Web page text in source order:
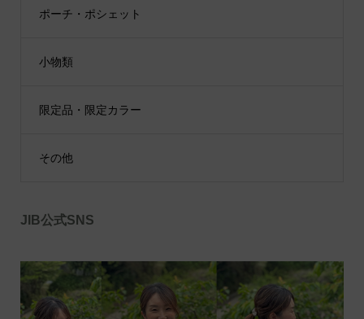
ポーチ・ポシェット
小物類
限定品・限定カラー
その他
JIB公式SNS